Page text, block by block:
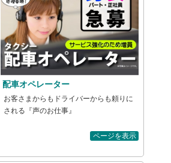
配車オペレーター
お客さまからもドライバーからも頼りに
される『声のお仕事』
ページを表示